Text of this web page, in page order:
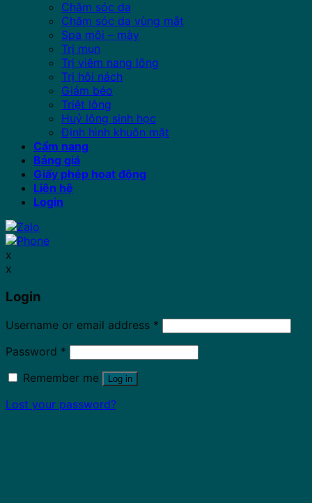
Chăm sóc da
Chăm sóc da vùng mắt
Spa môi – mày
Trị mụn
Trị viêm nang lông
Trị hôi nách
Giảm béo
Triệt lông
Huỷ lông sinh học
Định hình khuôn mặt
Cẩm nang
Bảng giá
Giấy phép hoạt động
Liên hệ
Login
x
x
Login
Username or email address *
Password *
Remember me
Log in
Lost your password?